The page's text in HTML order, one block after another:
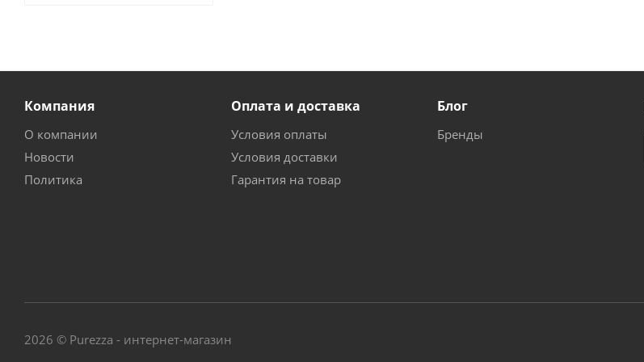
Компания
О компании
Новости
Политика
Оплата и доставка
Условия оплаты
Условия доставки
Гарантия на товар
Блог
Бренды
2026 © Purezza - интернет-магазин